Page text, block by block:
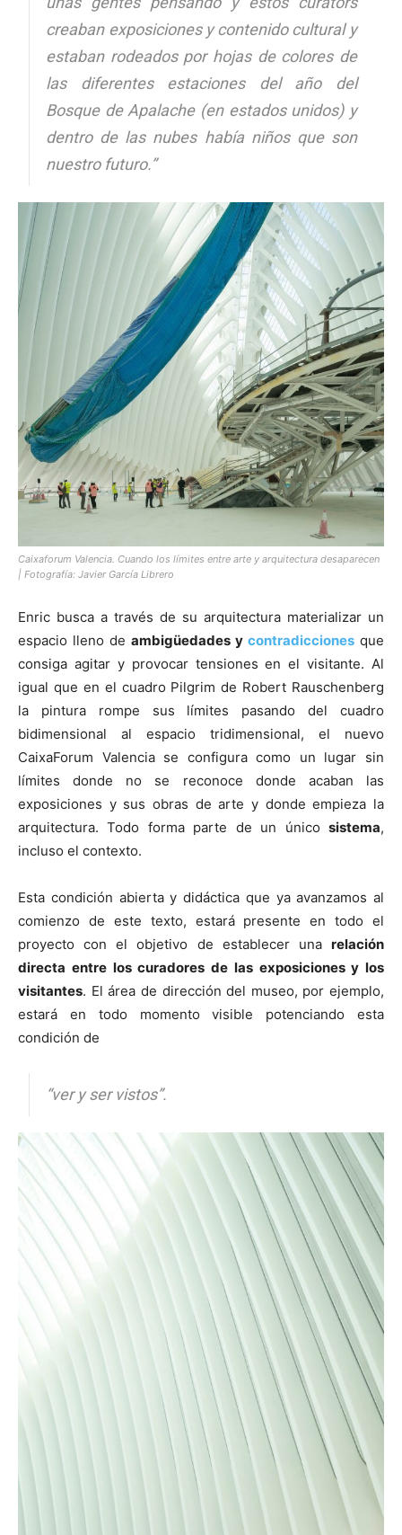
creaban exposiciones y contenido cultural y
estaban rodeados por hojas de colores de
las diferentes estaciones del año del
Bosque de Apalache (en estados unidos) y
dentro de las nubes había niños que son
nuestro futuro.”
Caixaforum Valencia. Cuando los límites entre arte y arquitectura desaparecen
| Fotografía: Javier García Librero
Enric busca a través de su arquitectura materializar un
espacio lleno de ambigüedades y contradicciones que
consiga agitar y provocar tensiones en el visitante. Al
igual que en el cuadro Pilgrim de Robert Rauschenberg
la pintura rompe sus límites pasando del cuadro
bidimensional al espacio tridimensional, el nuevo
CaixaForum Valencia se configura como un lugar sin
límites donde no se reconoce donde acaban las
exposiciones y sus obras de arte y donde empieza la
arquitectura. Todo forma parte de un único sistema,
incluso el contexto.
Esta condición abierta y didáctica que ya avanzamos al
comienzo de este texto, estará presente en todo el
proyecto con el objetivo de establecer una relación
directa entre los curadores de las exposiciones y los
visitantes. El área de dirección del museo, por ejemplo,
estará en todo momento visible potenciando esta
condición de
“ver y ser vistos”.